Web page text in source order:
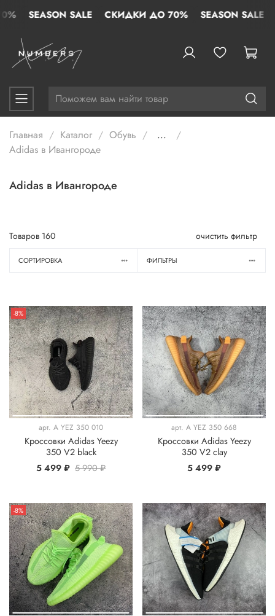
SEASON SALE СКИДКИ ДО 70% SEASON SALE
Главная Каталог Обувь
...
Adidas в Ивангороде
Adidas в Ивангороде
Товаров 160 очистить фильтр
СОРТИРОВКА ФИЛЬТРЫ
-8%
арт. A YEZ 350 010
Кроссовки Adidas Yeezy
350 V2 black
5 499 ₽ 5 990 ₽
арт. A YEZ 350 668
Кроссовки Adidas Yeezy
350 V2 clay
5 499 ₽
-8%